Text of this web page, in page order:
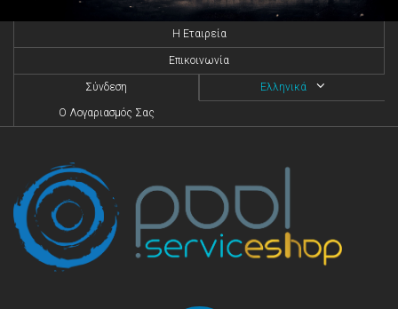
H Eταιρεία
Επικοινωνία
Ελληνικά
Σύνδεση
O Λογαριασμός Σας